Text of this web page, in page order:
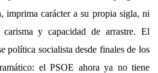
imprima carácter a su propia sigla, ni
y capacidad de arrastre. El
política socialista desde finales de los
el PSOE ahora ya no tiene